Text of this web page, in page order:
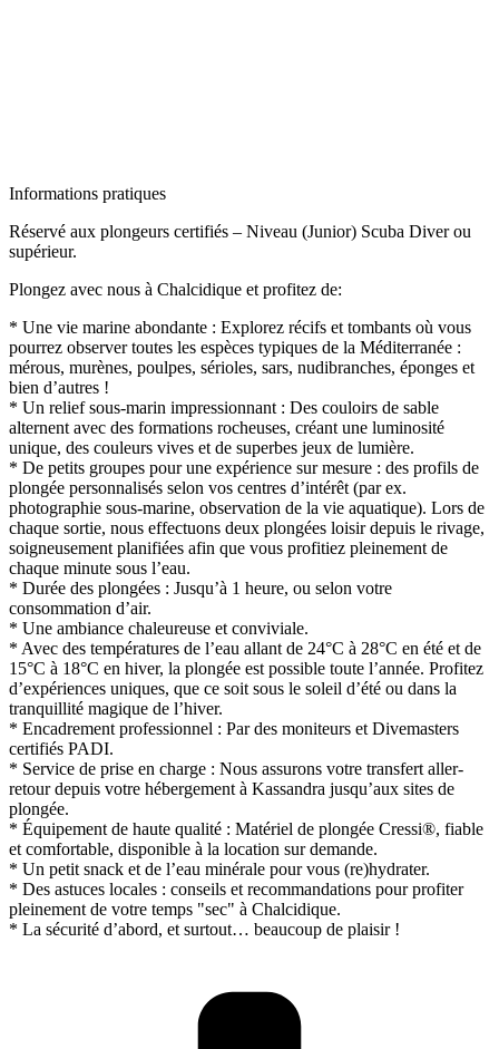
Informations pratiques
Réservé aux plongeurs certifiés – Niveau (Junior) Scuba Diver ou
supérieur.
Plongez avec nous à Chalcidique et profitez de:
* Une vie marine abondante : Explorez récifs et tombants où vous
pourrez observer toutes les espèces typiques de la Méditerranée :
mérous, murènes, poulpes, sérioles, sars, nudibranches, éponges et
bien d’autres !
* Un relief sous-marin impressionnant : Des couloirs de sable
alternent avec des formations rocheuses, créant une luminosité
unique, des couleurs vives et de superbes jeux de lumière.
* De petits groupes pour une expérience sur mesure : des profils de
plongée personnalisés selon vos centres d’intérêt (par ex.
photographie sous-marine, observation de la vie aquatique). Lors de
chaque sortie, nous effectuons deux plongées loisir depuis le rivage,
soigneusement planifiées afin que vous profitiez pleinement de
chaque minute sous l’eau.
* Durée des plongées : Jusqu’à 1 heure, ou selon votre
consommation d’air.
* Une ambiance chaleureuse et conviviale.
* Avec des températures de l’eau allant de 24°C à 28°C en été et de
15°C à 18°C en hiver, la plongée est possible toute l’année. Profitez
d’expériences uniques, que ce soit sous le soleil d’été ou dans la
tranquillité magique de l’hiver.
* Encadrement professionnel : Par des moniteurs et Divemasters
certifiés PADI.
* Service de prise en charge : Nous assurons votre transfert aller-
retour depuis votre hébergement à Kassandra jusqu’aux sites de
plongée.
* Équipement de haute qualité : Matériel de plongée Cressi®, fiable
et comfortable, disponible à la location sur demande.
* Un petit snack et de l’eau minérale pour vous (re)hydrater.
* Des astuces locales : conseils et recommandations pour profiter
pleinement de votre temps "sec" à Chalcidique.
* La sécurité d’abord, et surtout… beaucoup de plaisir !